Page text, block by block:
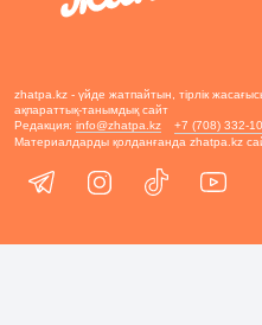
zhatpa.kz - үйде жатпайтын, тірлік
ақпараттық-танымдық сайт
Редакция: info@zhatpa.kz
+7 (708) 332-
Материалдарды қолданғанда zhatpa.kz